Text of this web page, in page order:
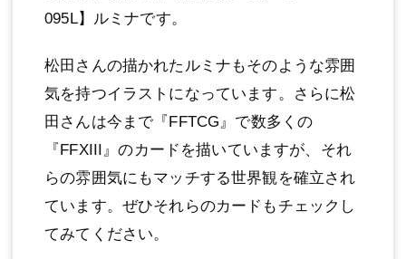
095L】ルミナです。
松田さんの描かれたルミナもそのような雰囲
気を持つイラストになっています。さらに松
田さんは今まで『FFTCG』で数多くの
『FFXIII』のカードを描いていますが、それ
らの雰囲気にもマッチする世界観を確立され
ています。ぜひそれらのカードもチェックし
てみてください。